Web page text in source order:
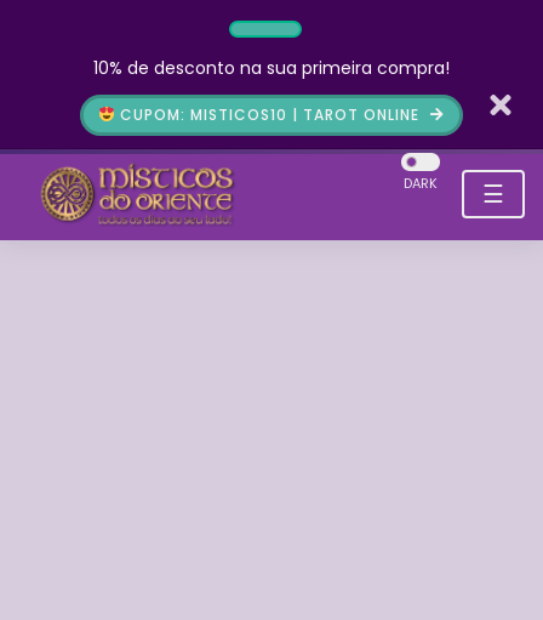
10% de desconto na sua primeira compra!
CUPOM: MISTICOS10 | TAROT ONLINE
☰
DARK